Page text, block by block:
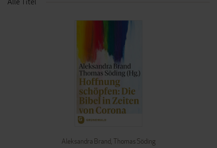
Aleksandra Brand, Thomas Söding